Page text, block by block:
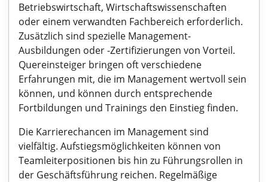
Betriebswirtschaft, Wirtschaftswissenschaften
oder einem verwandten Fachbereich erforderlich.
Zusätzlich sind spezielle Management-
Ausbildungen oder -Zertifizierungen von Vorteil.
Quereinsteiger bringen oft verschiedene
Erfahrungen mit, die im Management wertvoll sein
können, und können durch entsprechende
Fortbildungen und Trainings den Einstieg finden.
Die Karrierechancen im Management sind
vielfältig. Aufstiegsmöglichkeiten können von
Teamleiterpositionen bis hin zu Führungsrollen in
der Geschäftsführung reichen. Regelmäßige